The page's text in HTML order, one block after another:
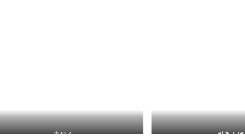
素早く 引き上げ